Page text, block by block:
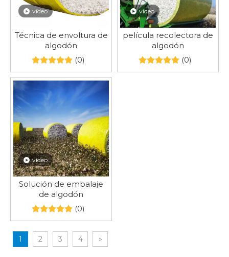
vídeo
Técnica de envoltura de
algodón
(0)
vídeo
película recolectora de
algodón
(0)
vídeo
Solución de embalaje
de algodón
(0)
1 2 3 4 »